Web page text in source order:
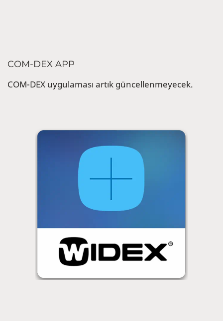
COM-DEX APP
COM-DEX uygulaması artık güncellenmeyecek.